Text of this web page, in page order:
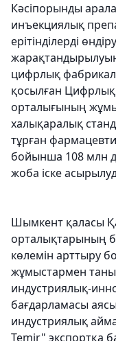
Кәсіпорынды
инъекциялық
ерітінділерді
цифрлық
қосылған Цифрлық
орталығының
халықаралық
тұрған
бойынша 108 млн
жоба іске
Шымкент қаласы
орталықтарының
көлемін арттыру
жұмыстармен
индустриялық-
бағдарламасы
индустриялық
Temir" экспортқа